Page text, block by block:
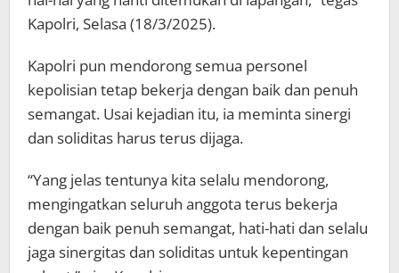
Kapolri, Selasa (18/3/2025).
Kapolri pun mendorong semua personel
kepolisian tetap bekerja dengan baik dan penuh
semangat. Usai kejadian itu, ia meminta sinergi
dan soliditas harus terus dijaga.
“Yang jelas tentunya kita selalu mendorong,
mengingatkan seluruh anggota terus bekerja
dengan baik penuh semangat, hati-hati dan selalu
jaga sinergitas dan soliditas untuk kepentingan